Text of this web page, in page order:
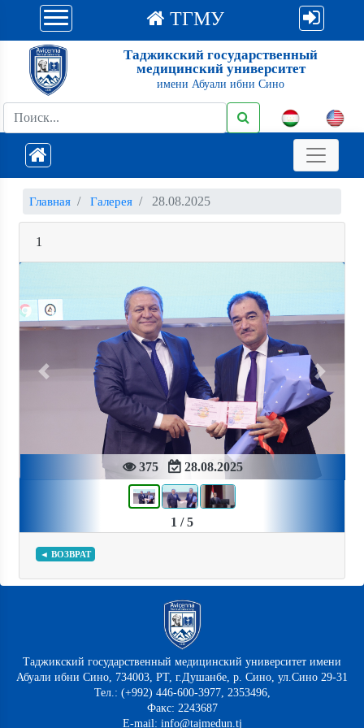
ТГМУ
Таджикский государственный
медицинский университет
имени Абуали ибни Сино
Главная Галерея 28.08.2025
1
375 28.08.2025
Previous Next
1 / 5
◄ ВОЗВРАТ
Таджикский государственный медицинский университет имени
Абуали ибни Сино, 734003, РТ, г.Душанбе, р. Сино, ул.Сино 29-31
Тел.: (+992) 446-600-3977, 2353496,
Факс: 2243687
E-mail: info@tajmedun.tj